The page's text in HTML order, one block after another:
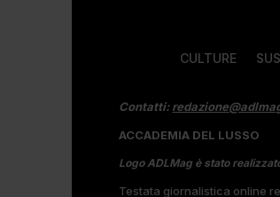
CULTURE
Contatti:
ACCADEMIA DEL LUSSO
Logo ADLMag è stato
Testata giornalistica online